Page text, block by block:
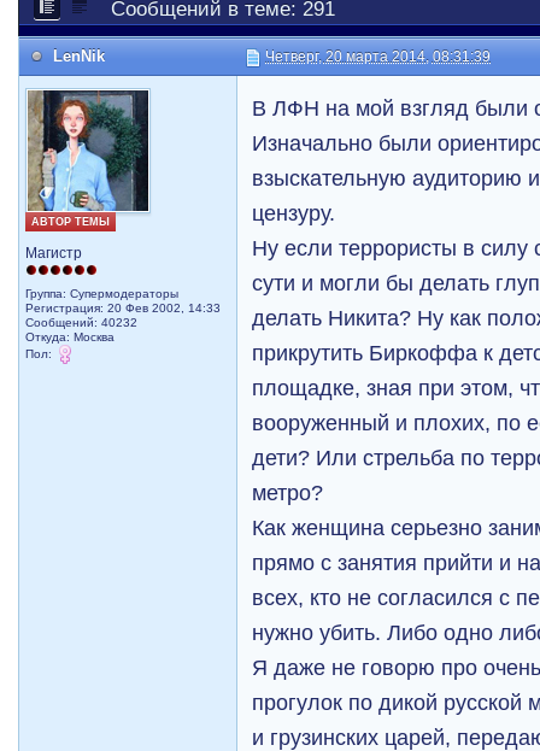
Сообщений в теме: 291
LenNik Четверг, 20 марта 2014, 08:31:39
АВТОР ТЕМЫ
Магистр
Группа: Супермодераторы
Регистрация: 20 Фев 2002, 14:33
Сообщений: 40232
Откуда: Москва
Пол:
В ЛФН на мой взгляд были
Изначально были
взыскательную аудиторию
цензуру.
Ну если террористы в силу
сути и могли бы делать
делать Никита? Ну как
прикрутить Биркоффа к
площадке, зная при этом,
вооруженный и плохих, по
дети? Или стрельба по
метро?
Как женщина серьезно
прямо с занятия прийти и
всех, кто не согласился с
нужно убить. Либо одно
Я даже не говорю про
прогулок по дикой
и грузинских царей,